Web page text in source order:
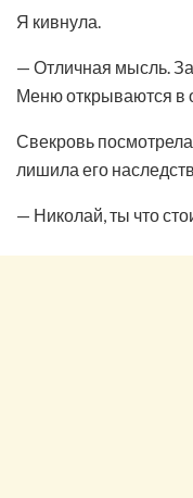
Я кивнула.
— Отличная мысль.
Меню открываются в
Свекровь
лишила его
— Николай, ты что